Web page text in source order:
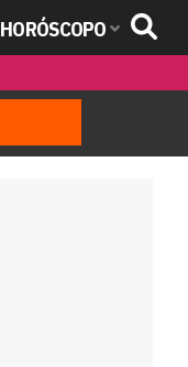
HORÓSCOPO